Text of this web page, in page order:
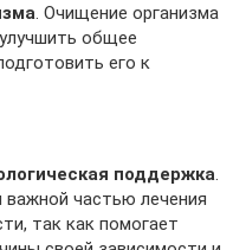
. Очищение организма
общее
его к
поддержка
важной частью лечения
так как помогает